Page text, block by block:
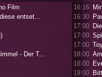
Film
entset...
- Der T...
16:16
16:30
17:00
17:00
17:00
18:00
18:00
19:00